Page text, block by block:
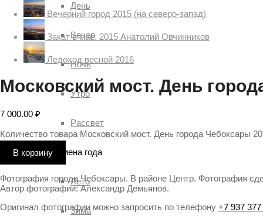
День
Вечер
Ночь
Утро
Рассвет
Времена года
Лето
Зима
Вечерний город 2015 (на северо-запад)
Закат в мае. 2015 Анатолий Овчинников
Ледоход весной 2016
Московский мост. День
7 000.00 ₽
Количество товара Московский мост. День города Чебоксары
В корзину
Фотография города Чебоксары. В районе Центр. Фотография
Автор фотографии: Александр Демьянов.
Оригинал фотографии можно запросить по телефону +7 937